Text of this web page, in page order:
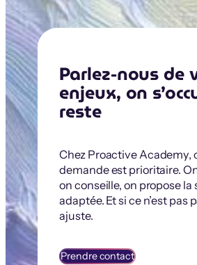
Parlez-nous de
enjeux, on
reste
Chez Proactive Academy,
demande est prioritaire.
on conseille, on propose la
adaptée. Et si ce n’est pas
ajuste.
Prendre contact